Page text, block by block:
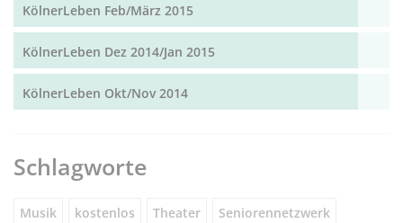
KölnerLeben Feb/März 2015
KölnerLeben Dez 2014/Jan 2015
KölnerLeben Okt/Nov 2014
Schlagworte
Musik kostenlos Theater Seniorennetzwerk